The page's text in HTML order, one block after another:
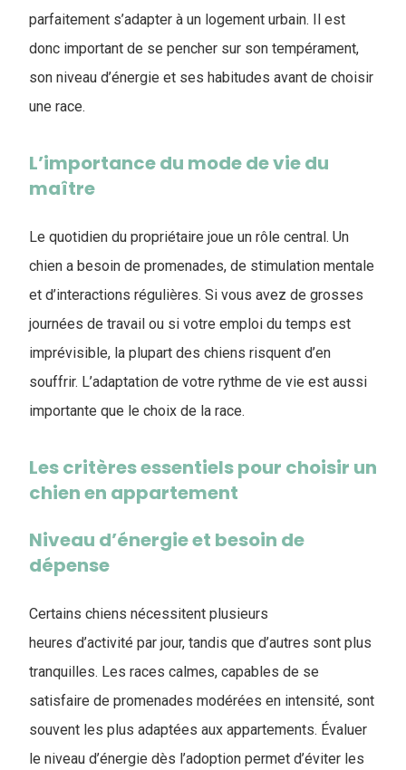
parfaitement s’adapter à un logement urbain. Il est
donc important de se pencher sur son tempérament,
son niveau d’énergie et ses habitudes avant de choisir
une race.
L’importance du mode de vie du
maître
Le quotidien du propriétaire joue un rôle central. Un
chien a besoin de promenades, de stimulation mentale
et d’interactions régulières. Si vous avez de grosses
journées de travail ou si votre emploi du temps est
imprévisible, la plupart des chiens risquent d’en
souffrir. L’adaptation de votre rythme de vie est aussi
importante que le choix de la race.
Les critères essentiels pour choisir un
chien en appartement
Niveau d’énergie et besoin de
dépense
Certains chiens nécessitent plusieurs
heures d’activité par jour, tandis que d’autres sont plus
tranquilles. Les races calmes, capables de se
satisfaire de promenades modérées en intensité, sont
souvent les plus adaptées aux appartements. Évaluer
le niveau d’énergie dès l’adoption permet d’éviter les